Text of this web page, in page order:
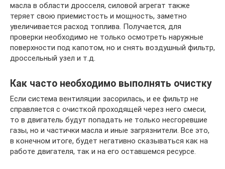
масла в области дросселя, силовой агрегат также
теряет свою приемистость и мощность, заметно
увеличивается расход топлива. Получается, для
проверки необходимо не только осмотреть наружные
поверхности под капотом, но и снять воздушный фильтр,
дроссельный узел и т.д.
Как часто необходимо выполнять очистку
Если система вентиляции засорилась, и ее фильтр не
справляется с очисткой проходящей через него смеси,
то в двигатель будут попадать не только несгоревшие
газы, но и частички масла и иные загрязнители. Все это,
в конечном итоге, будет негативно сказываться как на
работе двигателя, так и на его оставшемся ресурсе.